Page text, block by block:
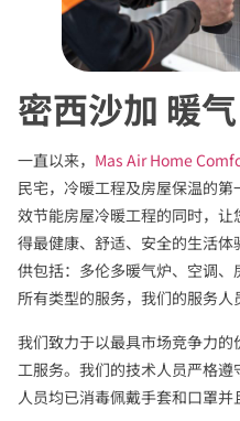
密西沙加 暖
一直以来， Mas Air Home
民宅，冷暖工程及房屋保温的
效节能房屋冷暖工程的同时，
得最健康、舒适、安全的生活
供包括：多伦多暖气炉、空调
所有类型的服务，我们的服务人
我们致力于以最具市场竞争力
工服务。我们的技术人员严格
人员均已消毒佩戴手套和口罩并